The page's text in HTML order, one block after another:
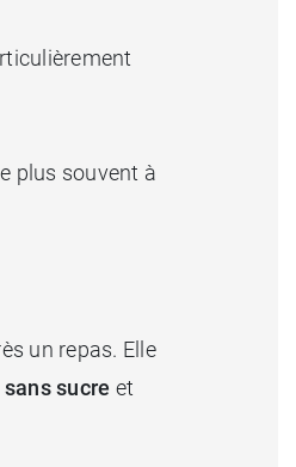
plus souvent à
un repas. Elle
sans sucre et